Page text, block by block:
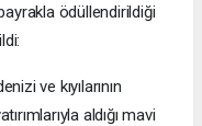
ödüllendirildiği
ve kıyılarının
aldığı mavi